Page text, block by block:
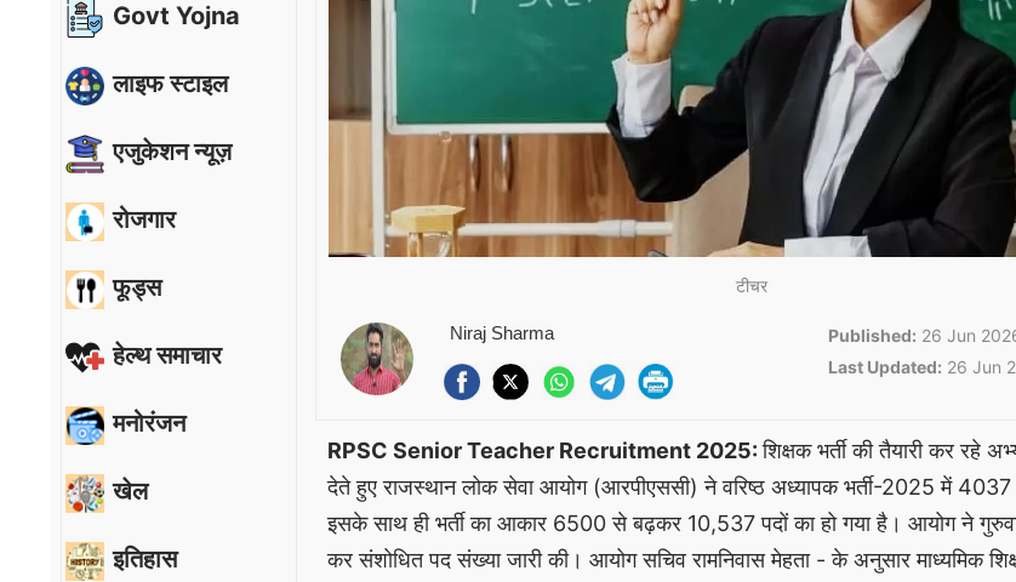
Govt Yojna
लाइफ स्टाइल
एजुकेशन न्यूज़
रोजगार
फूड्स
हेल्थ समाचार
मनोरंजन
खेल
इतिहास
टीचर
Niraj Sharma Published: 26 Jun
Last Updated: 26 Jun
RPSC Senior Teacher Recruitment 2025:शिक्षक भर्ती की तैयारी कर रहे
देते हुए राजस्थान लोक सेवा आयोग (आरपीएससी) ने वरिष्ठ अध्यापक भर्ती-2025 में 4037
इसके साथ ही भर्ती का आकार 6500 से बढ़कर 10,537 पदों का हो गया है। आयोग ने
कर संशोधित पद संख्या जारी की। आयोग सचिव रामनिवास मेहता - के अनुसार माध्यमिक